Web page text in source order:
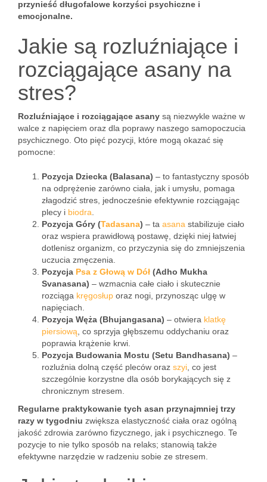
przynieść długofalowe korzyści psychiczne i
emocjonalne.
Jakie są rozluźniające i
rozciągające asany na
stres?
Rozluźniające i rozciągające asany są niezwykle ważne w
walce z napięciem oraz dla poprawy naszego samopoczucia
psychicznego. Oto pięć pozycji, które mogą okazać się
pomocne:
Pozycja Dziecka (Balasana) – to fantastyczny sposób
na odprężenie zarówno ciała, jak i umysłu, pomaga
złagodzić stres, jednocześnie efektywnie rozciągając
plecy i biodra
Pozycja Góry (Tadasana) – ta asana stabilizuje ciało
oraz wspiera prawidłową postawę, dzięki niej łatwiej
dotlenisz organizm, co przyczynia się do zmniejszenia
uczucia zmęczenia.
Pozycja Psa z Głową w Dół (Adho Mukha
Svanasana) – wzmacnia całe ciało i skutecznie
rozciąga kręgosłup oraz nogi, przynosząc ulgę w
napięciach.
Pozycja Węża (Bhujangasana) – otwiera klatkę
piersiową , co sprzyja głębszemu oddychaniu oraz
poprawia krążenie krwi.
Pozycja Budowania Mostu (Setu Bandhasana) –
rozluźnia dolną część pleców oraz szyi , co jest
szczególnie korzystne dla osób borykających się z
chronicznym stresem.
Regularne praktykowanie tych asan przynajmniej trzy
razy w tygodniu zwiększa elastyczność ciała oraz ogólną
jakość zdrowia zarówno fizycznego, jak i psychicznego. Te
pozycje to nie tylko sposób na relaks; stanowią także
efektywne narzędzie w radzeniu sobie ze stresem.